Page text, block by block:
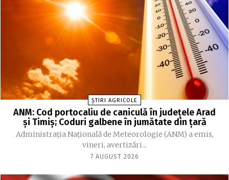
ȘTIRI AGRICOLE
ANM: Cod portocaliu de caniculă în judeţele Arad
şi Timiş; Coduri galbene în jumătate din ţară
Administraţia Naţională de Meteorologie (ANM) a emis,
vineri, avertizări...
7 AUGUST 2026